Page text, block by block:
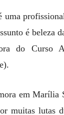
uma
é beleza
do Curso
em Marília
muitas lutas